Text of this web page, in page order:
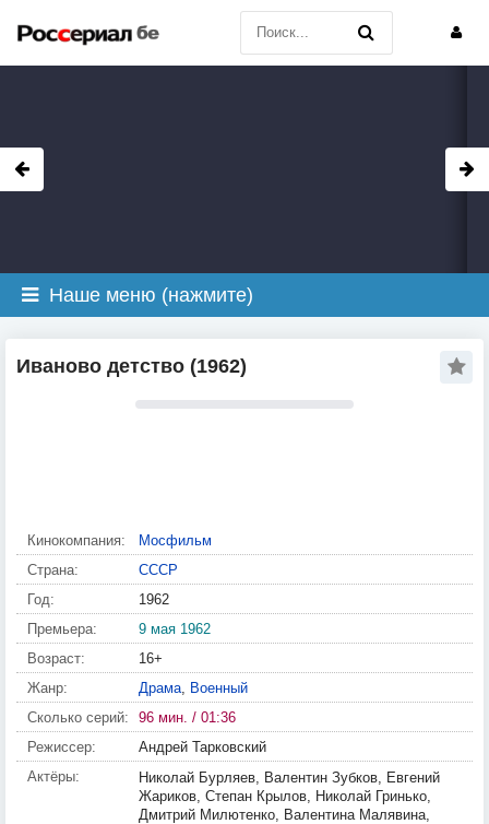
Наше меню (нажмите)
Иваново детство (1962)
Кинокомпания:
Мосфильм
Страна:
СССР
Год:
1962
Премьера:
9 мая 1962
Возраст:
16+
Жанр:
Драма, Военный
Сколько серий:
96 мин. / 01:36
Режиссер:
Андрей Тарковский
Актёры:
Николай Бурляев, Валентин Зубков, Евгений
Жариков, Степан Крылов, Николай Гринько,
Дмитрий Милютенко, Валентина Малявина,